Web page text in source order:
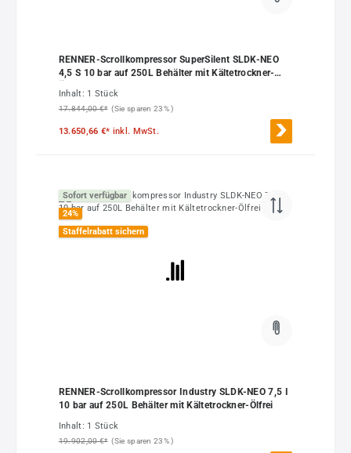
RENNER-Scrollkompressor SuperSilent SLDK-NEO
4,5 S 10 bar auf 250L Behälter mit Kältetrockner-
Inhalt: 1 Stück
17.844,00 €* (Sie sparen 23% )
13.650,66 €* inkl. MwSt.
Sofort verfügbar
24%
Staffelrabatt sichern
RENNER-Scrollkompressor Industry SLDK-NEO 7,5 I
10 bar auf 250L Behälter mit Kältetrockner-Ölfrei
Inhalt: 1 Stück
19.902,00 €* (Sie sparen 23% )